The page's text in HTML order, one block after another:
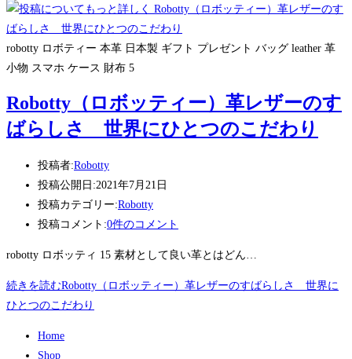
robotty ロボティー 本革 日本製 ギフト プレゼント バッグ leather 革
小物 スマホ ケース 財布 5
Robotty（ロボッティー）革レザーのす
ばらしさ 世界にひとつのこだわり
投稿者:Robotty
投稿公開日:2021年7月21日
投稿カテゴリー:Robotty
投稿コメント:0件のコメント
robotty ロボッティ 15 素材として良い革とはどん…
続きを読むRobotty（ロボッティー）革レザーのすばらしさ 世界に
ひとつのこだわり
Home
Shop